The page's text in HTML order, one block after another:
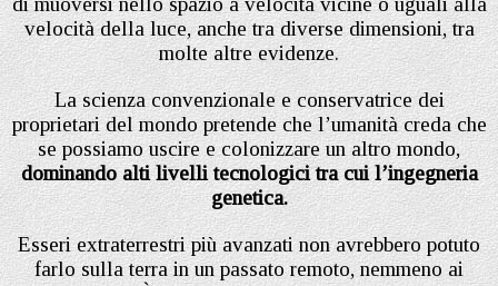
velocità della luce, anche tra diverse dimensioni, tra
molte altre evidenze.
La scienza convenzionale e conservatrice dei
proprietari del mondo pretende che l’umanità creda che
se possiamo uscire e colonizzare un altro mondo,
dominando alti livelli tecnologici tra cui l’ingegneria
genetica.
Esseri extraterrestri più avanzati non avrebbero potuto
farlo sulla terra in un passato remoto, nemmeno ai